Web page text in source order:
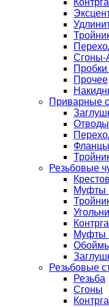
Сгоны-
Пробки
Прочее
Приварные
Отводы
Фланцы
Резьбовые
Муфты
Муфты
Резьбовые
Резьба
Сгоны